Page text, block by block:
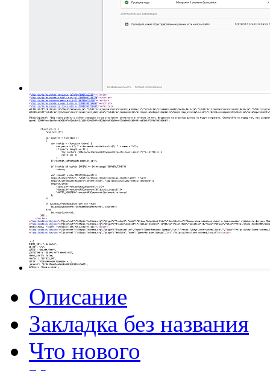
Описание
Закладка без названия
Что нового